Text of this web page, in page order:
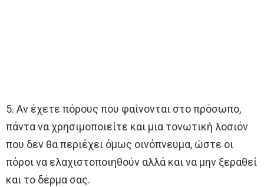
5. Αν έχετε πόρους που φαίνονται στο πρόσωπο,
πάντα να χρησιμοποιείτε και μια τονωτική λοσιόν
που δεν θα περιέχει όμως οινόπνευμα, ώστε οι
πόροι να ελαχιστοποιηθούν αλλά και να μην ξεραθεί
και το δέρμα σας.